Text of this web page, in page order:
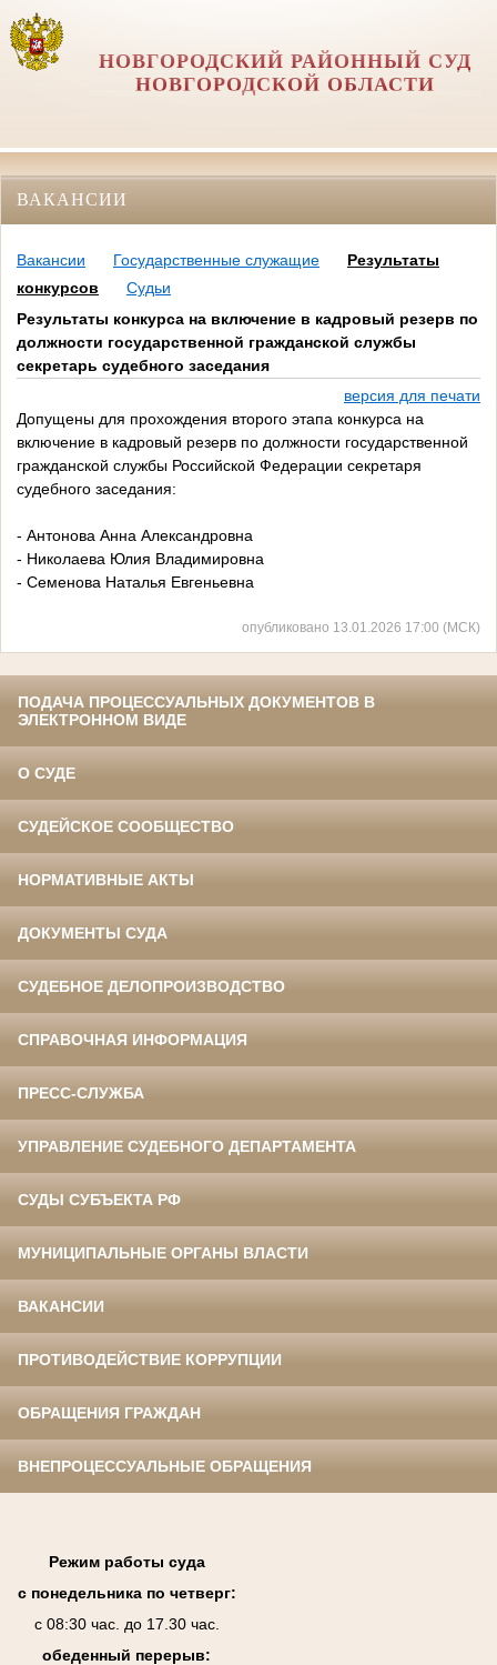
НОВГОРОДСКИЙ РАЙОННЫЙ СУД
НОВГОРОДСКОЙ ОБЛАСТИ
ВАКАНСИИ
Вакансии Государственные служащие
Результаты
конкурсов
Судьи
Результаты конкурса на включение в кадровый резерв по
должности государственной гражданской службы
секретарь судебного заседания
версия для печати
Допущены для прохождения второго этапа конкурса на
включение в кадровый резерв по должности государственной
гражданской службы Российской Федерации секретаря
судебного заседания:
- Антонова Анна Александровна
- Николаева Юлия Владимировна
- Семенова Наталья Евгеньевна
опубликовано 13.01.2026 17:00 (МСК)
ПОДАЧА ПРОЦЕССУАЛЬНЫХ ДОКУМЕНТОВ В
ЭЛЕКТРОННОМ ВИДЕ
О СУДЕ
СУДЕЙСКОЕ СООБЩЕСТВО
НОРМАТИВНЫЕ АКТЫ
ДОКУМЕНТЫ СУДА
СУДЕБНОЕ ДЕЛОПРОИЗВОДСТВО
СПРАВОЧНАЯ ИНФОРМАЦИЯ
ПРЕСС-СЛУЖБА
УПРАВЛЕНИЕ СУДЕБНОГО ДЕПАРТАМЕНТА
СУДЫ СУБЪЕКТА РФ
МУНИЦИПАЛЬНЫЕ ОРГАНЫ ВЛАСТИ
ВАКАНСИИ
ПРОТИВОДЕЙСТВИЕ КОРРУПЦИИ
ОБРАЩЕНИЯ ГРАЖДАН
ВНЕПРОЦЕССУАЛЬНЫЕ ОБРАЩЕНИЯ
Режим работы суда
с понедельника по четверг:
с 08:30 час. до 17.30 час.
обеденный перерыв: